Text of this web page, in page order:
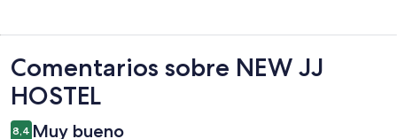
Comentarios
Comentarios sobre NEW JJ
HOSTEL
8,4 Muy bueno